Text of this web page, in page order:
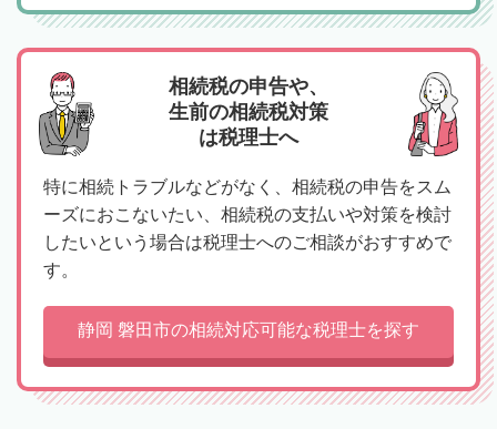
相続税の申告や、
生前の相続税対策
は税理士へ
特に相続トラブルなどがなく、相続税の申告をスム
ーズにおこないたい、相続税の支払いや対策を検討
したいという場合は税理士へのご相談がおすすめで
す。
静岡 磐田市の相続対応可能な税理士を探す